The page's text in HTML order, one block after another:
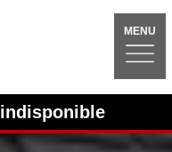
MENU
indisponible